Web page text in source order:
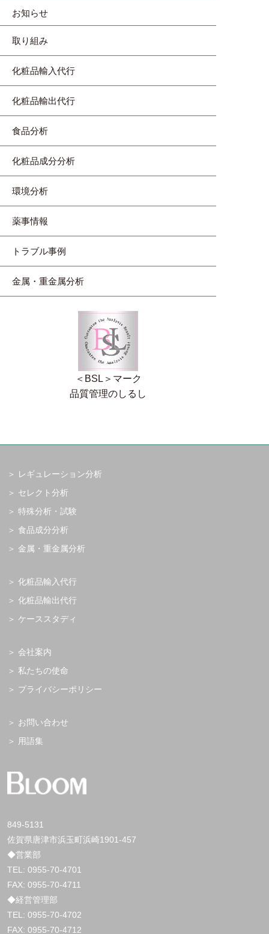
お知らせ
取り組み
化粧品輸入代行
化粧品輸出代行
食品分析
化粧品成分分析
環境分析
薬事情報
トラブル事例
金属・重金属分析
＜BSL＞マーク
品質管理のしるし
849-5131
佐賀県唐津市浜玉町浜崎1901-457
◆営業部
TEL: 0955-70-4701
FAX: 0955-70-4711
◆経営管理部
TEL: 0955-70-4702
FAX: 0955-70-4712
レギュレーション分析
セレクト分析
特殊分析・試験
食品成分分析
金属・重金属分析
化粧品輸入代行
化粧品輸出代行
ケーススタディ
会社案内
私たちの使命
プライバシーポリシー
お問い合わせ
用語集